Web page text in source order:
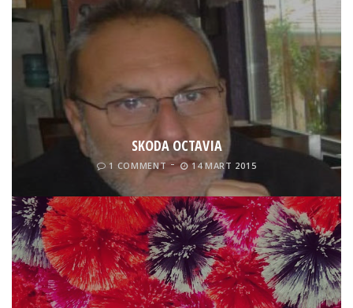
SKODA OCTAVIA
1 COMMENT 14 MART 2015